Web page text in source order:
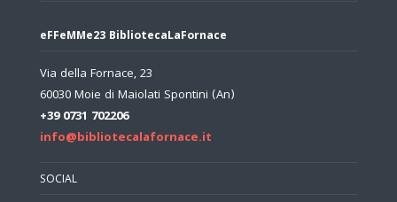
eFFeMMe23 BibliotecaLaFornace
Via della Fornace, 23
60030 Moie di Maiolati Spontini (An)
+39 0731 702206
info@bibliotecalafornace.it
SOCIAL